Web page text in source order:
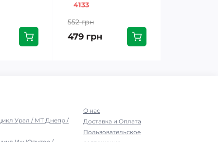
4133
552 грн
479 грн
Урал / МТ Днепр /
О нас
Доставка и Оплата
Пользовательское